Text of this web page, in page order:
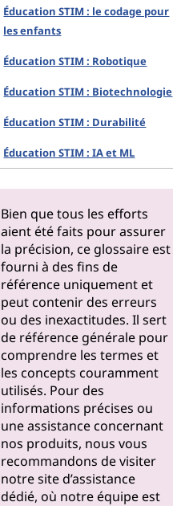
Éducation STIM : le codage pour
les enfants
Éducation STIM : Robotique
Éducation STIM : Biotechnologie
Éducation STIM : Durabilité
Éducation STIM : IA et ML
Bien que tous les efforts
aient été faits pour assurer
la précision, ce glossaire est
fourni à des fins de
référence uniquement et
peut contenir des erreurs
ou des inexactitudes. Il sert
de référence générale pour
comprendre les termes et
les concepts couramment
utilisés. Pour des
informations précises ou
une assistance concernant
nos produits, nous vous
recommandons de visiter
notresite d’assistance
dédié, où notre équipe est